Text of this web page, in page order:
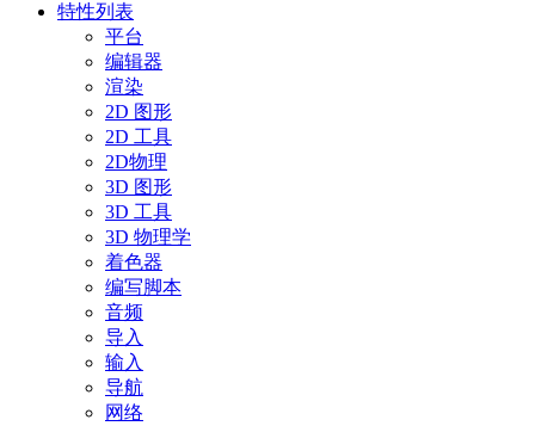
特性列表
平台
编辑器
渲染
2D 图形
2D 工具
2D物理
3D 图形
3D 工具
3D 物理学
着色器
编写脚本
音频
导入
输入
导航
网络